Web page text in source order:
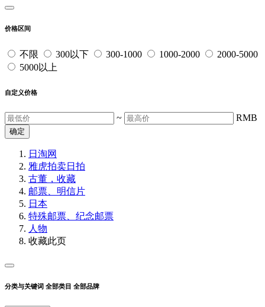
价格区间
不限 300以下 300-1000 1000-2000
2000-5000
5000以上
自定义价格
~ RMB
确定
日淘网
雅虎拍卖日拍
古董，收藏
邮票、明信片
日本
特殊邮票、纪念邮票
人物
收藏此页
分类与关键词 全部类目 全部品牌